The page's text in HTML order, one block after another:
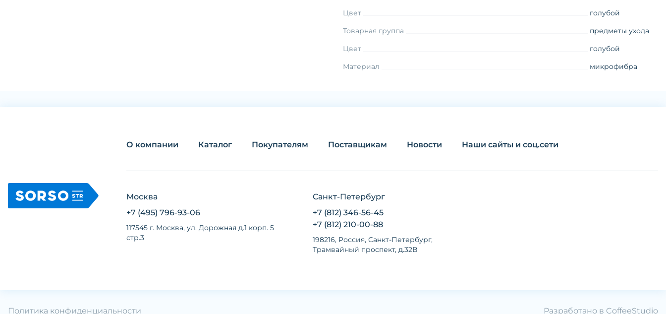
Цвет
голубой
Товарная группа
предметы ухода
Цвет
голубой
Материал
микрофибра
О компании Каталог Покупателям Поставщикам Новости Наши сайты и соц.сети
Москва
+7 (495) 796-93-06
117545 г. Москва, ул. Дорожная д.1 корп. 5
стр.3
Санкт-Петербург
+7 (812) 346-56-45
+7 (812) 210-00-88
198216, Россия, Санкт-Петербург,
Трамвайный проспект, д.32В
Политика конфиденциальности Разработано в CoffeeStudio